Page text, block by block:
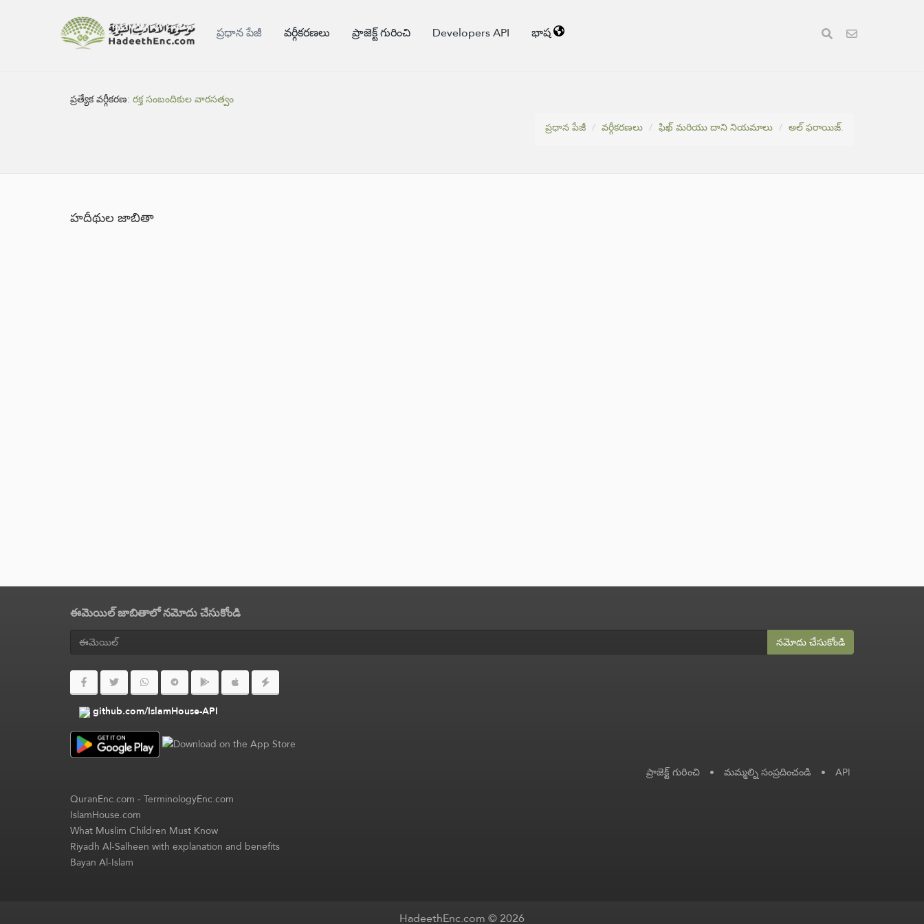
ప్రధాన పేజీ వర్గీకరణలు ప్రాజెక్ట్ గురించి Developers API భాష
ప్రత్యేక వర్గీకరణ:రక్త సంబందికుల వారసత్వం
ప్రధాన పేజీ
వర్గీకరణలు ఫిఖ్ మరియు దాని నియమాలు అల్ ఫరాయిజ్.
హదీథుల జాబితా
ఈమెయిల్ జాబితాలో నమోదు చేసుకోండి
నమోదు చేసుకోండి
github.com/IslamHouse-API
ప్రాజెక్ట్ గురించి • మమ్మల్ని సంప్రదించండి • API
QuranEnc.com-TerminologyEnc.com
IslamHouse.com
What Muslim Children Must Know
Riyadh Al-Salheen with explanation and benefits
Bayan Al-Islam
HadeethEnc.com © 2026